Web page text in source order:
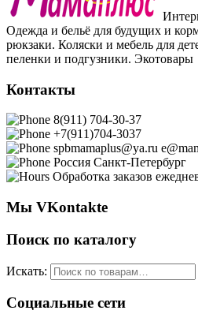
Одежда и бельё для будущих и
рюкзаки. Коляски и мебель для
пеленки и подгузники. Экотовары
Контакты
8(911) 704-30-37
+7(911)704-3037
spbmamaplus@ya.ru
Россия Санкт-Петербург
Обработка заказов
Мы VKontakte
Поиск по каталогу
Искать:
Социальные сети